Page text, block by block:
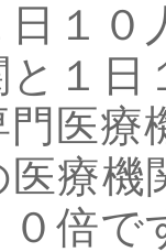
１０
と１日
門医療
医療
倍で